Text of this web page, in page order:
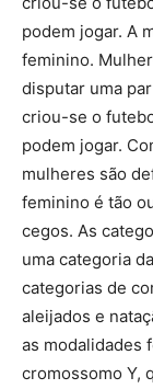
podem jogar. A
feminino.
disputar uma
criou-se o
podem jogar.
mulheres são
feminino é tão
cegos. As
uma categoria
categorias de
aleijados e
as modalidades
cromossomo Y,